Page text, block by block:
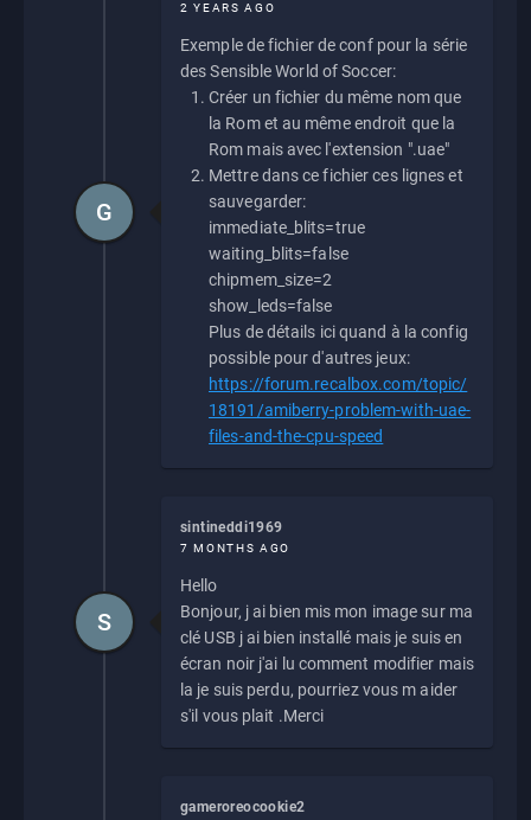
2 YEARS AGO
Exemple de fichier de conf pour la série
des Sensible World of Soccer:
Créer un fichier du même nom que
la Rom et au même endroit que la
Rom mais avec l'extension ".uae"
Mettre dans ce fichier ces lignes et
sauvegarder:
immediate_blits=true
waiting_blits=false
chipmem_size=2
show_leds=false
Plus de détails ici quand à la config
possible pour d'autres jeux:
https://forum.recalbox.com/topic/
18191/amiberry-problem-with-uae-
files-and-the-cpu-speed
G
sintineddi1969
7 MONTHS AGO
Hello
Bonjour, j ai bien mis mon image sur ma
clé USB j ai bien installé mais je suis en
écran noir j'ai lu comment modifier mais
la je suis perdu, pourriez vous m aider
s'il vous plait .Merci
S
gameroreocookie2